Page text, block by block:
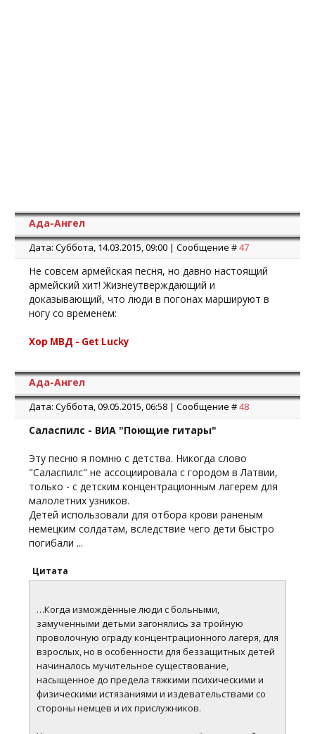
Ада-Ангел
Дата: Суббота, 14.03.2015, 09:00 | Сообщение #47
Не совсем армейская песня, но давно настоящий
армейский хит! Жизнеутверждающий и
доказывающий, что люди в погонах маршируют в
ногу со временем:
Хор МВД - Get Lucky
Ада-Ангел
Дата: Суббота, 09.05.2015, 06:58 | Сообщение #48
Саласпилс - ВИА "Поющие гитары"
Эту песню я помню с детства. Никогда слово
"Саласпилс" не ассоциировала с городом в Латвии,
только - с детским концентрационным лагерем для
малолетних узников.
Детей использовали для отбора крови раненым
немецким солдатам, вследствие чего дети быстро
погибали ...
Цитата
…Когда измождённые люди с больными,
замученными детьми загонялись за тройную
проволочную ограду концентрационного лагеря, для
взрослых, но в особенности для беззащитных детей
начиналось мучительное существование,
насыщенное до предела тяжкими психическими и
физическими истязаниями и издевательствами со
стороны немцев и их прислужников.